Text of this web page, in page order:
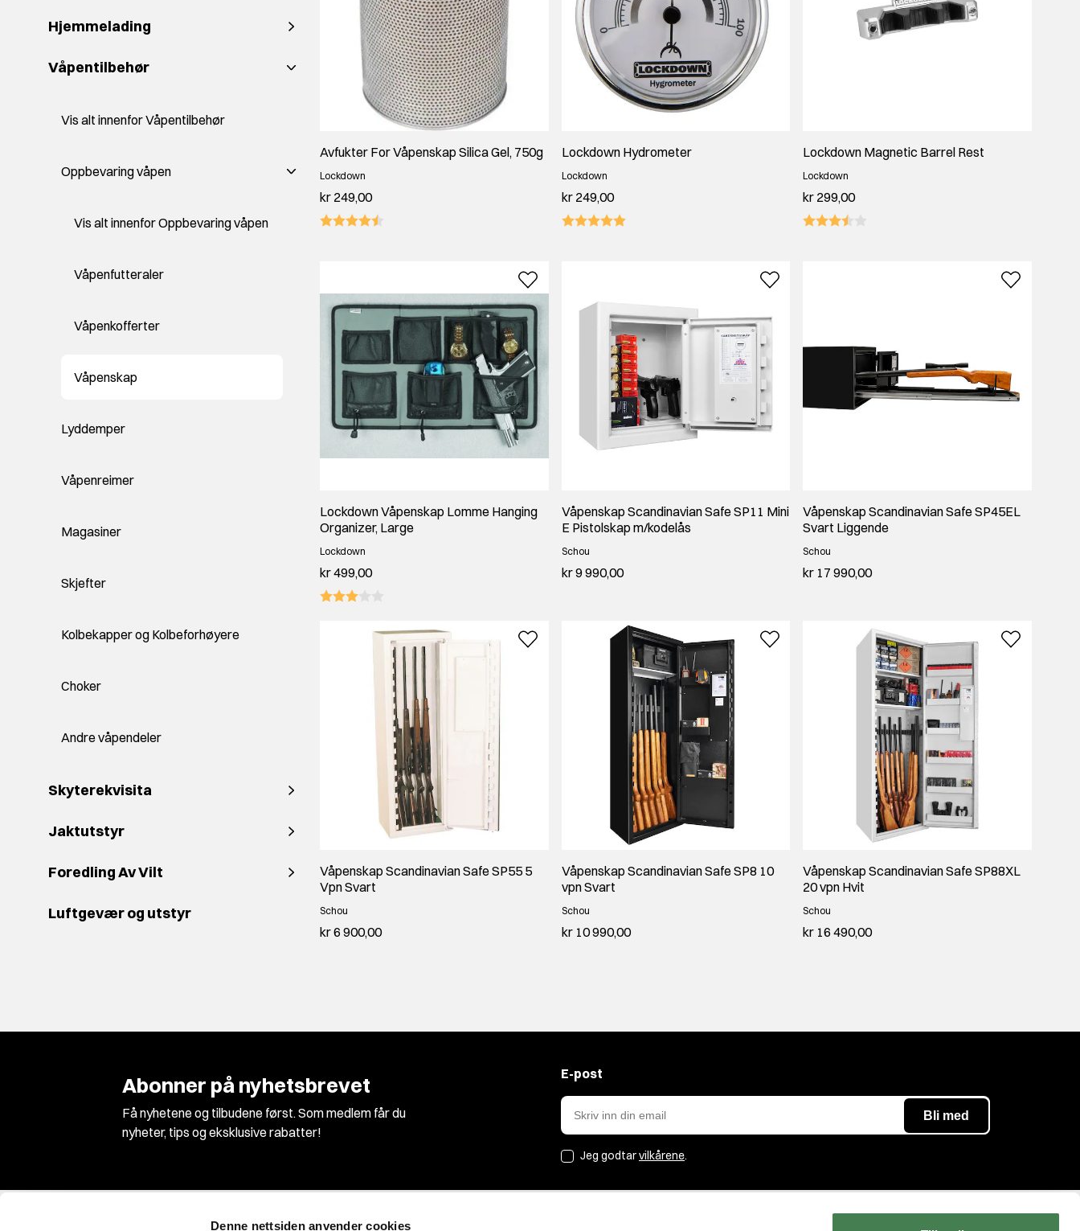
Denne nettsiden anvender cookies
Hjemmelading
Våpentilbehør
Vis alt innenfor Våpentilbehør
Oppbevaring våpen
Vis alt innenfor Oppbevaring våpen
Våpenfutteraler
Våpenkofferter
Våpenskap
Lyddemper
Våpenreimer
Magasiner
Skjefter
Kolbekapper og Kolbeforhøyere
Choker
Andre våpendeler
Skyterekvisita
Jaktutstyr
Foredling Av Vilt
Luftgevær og utstyr
Avfukter For Våpenskap Silica Gel, 750g
Lockdown
kr 249,00
Lockdown Hydrometer
Lockdown
kr 249,00
Lockdown Magnetic Barrel Rest
Lockdown
kr 299,00
Lockdown Våpenskap Lomme Hanging
Organizer, Large
Lockdown
kr 499,00
Våpenskap Scandinavian Safe SP11 Mini
E Pistolskap m/kodelås
Schou
kr 9 990,00
Våpenskap Scandinavian Safe SP45EL
Svart Liggende
Schou
kr 17 990,00
Våpenskap Scandinavian Safe SP55 5
Vpn Svart
Schou
kr 6 900,00
Våpenskap Scandinavian Safe SP8 10
vpn Svart
Schou
kr 10 990,00
Våpenskap Scandinavian Safe SP88XL
20 vpn Hvit
Schou
kr 16 490,00
Abonner på nyhetsbrevet
Få nyhetene og tilbudene først. Som medlem får du
nyheter, tips og eksklusive rabatter!
E-post
Jeg godtarvilkårene.